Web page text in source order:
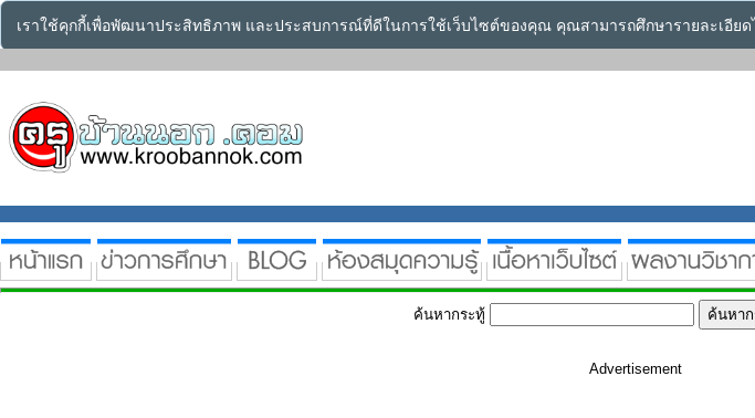
เราใช้คุกกี้เพื่อพัฒนาประสิทธิภาพ และประสบการณ์ที่ดีในการใช้เว็บไซต์ของคุณ คุณสามารถศึกษารายละเอียด
ค้นหากระทู้
Advertisement